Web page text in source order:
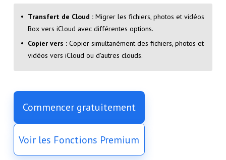
Transfert de Cloud :Migrer les fichiers, photos et vidéos
Box vers iCloud avec différentes options.
Copier vers :Copier simultanément des fichiers, photos et
vidéos vers iCloud ou d'autres clouds.
Commencer gratuitement
Voir les Fonctions Premium